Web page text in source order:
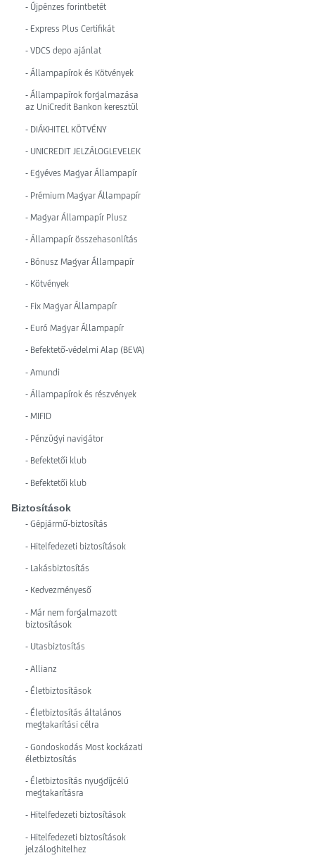
- Újpénzes forintbetét
- Express Plus Certifikát
- VDCS depo ajánlat
- Állampapírok és Kötvények
- Állampapírok forgalmazása
az UniCredit Bankon keresztül
- DIÁKHITEL KÖTVÉNY
- UNICREDIT JELZÁLOGLEVELEK
- Egyéves Magyar Állampapír
- Prémium Magyar Állampapír
- Magyar Állampapír Plusz
- Állampapír összehasonlítás
- Bónusz Magyar Állampapír
- Kötvények
- Fix Magyar Állampapír
- Euró Magyar Állampapír
- Befektető-védelmi Alap (BEVA)
- Amundi
- Állampapírok és részvények
- MIFID
- Pénzügyi navigátor
- Befektetői klub
- Befektetői klub
Biztosítások
- Gépjármű-biztosítás
- Hitelfedezeti biztosítások
- Lakásbiztosítás
- Kedvezményeső
- Már nem forgalmazott
biztosítások
- Utasbiztosítás
- Allianz
- Életbiztosítások
- Életbiztosítás általános
megtakarítási célra
- Gondoskodás Most kockázati
életbiztosítás
- Életbiztosítás nyugdíjcélú
megtakarításra
- Hitelfedezeti biztosítások
- Hitelfedezeti biztosítások
jelzáloghitelhez